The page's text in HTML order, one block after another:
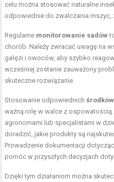
celu można stosować naturalne
odpowiednie do zwalczania
Regularne monitorowanie sadów
chorób. Należy zwracać uwagę na
gałęzi i owoców, aby szybko
wcześniej zostanie zauważony
skuteczne rozwiązanie.
Stosowanie odpowiednich
ważną rolę w walce z
agronomami lub specjalistami w
doradzić, jakie produkty są
Prowadzenie dokumentacji
pomóc w przyszłych decyzjach
Dzięki tym działaniom można